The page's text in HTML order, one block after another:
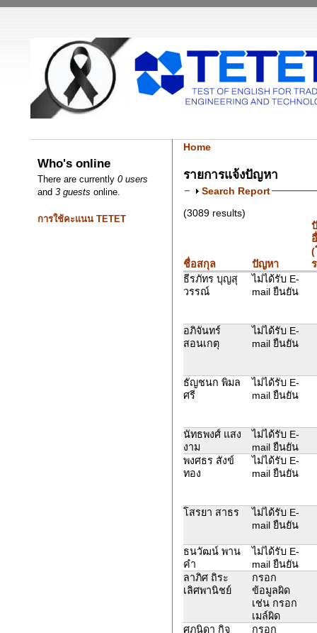
Who's online
There are currently0 users
and3 guests online.
การใช้คะแนน TETET
Home
รายการแจ้งปัญหา
Search Report
(3089 results)
ชื่อสกุล ปัญหา
(
ธีรภัทร บุญสุ
วรรณ์
ไม่ได้รับ E-
mail ยืนยัน
อภิจันทร์
สอนเกตุ
ไม่ได้รับ E-
mail ยืนยัน
ธัญชนก พิมล
ศรี
ไม่ได้รับ E-
mail ยืนยัน
นัทธพงศ์ แสง
งาม
ไม่ได้รับ E-
mail ยืนยัน
พงศธร สังข์
ทอง
ไม่ได้รับ E-
mail ยืนยัน
โสรยา สาธร
ไม่ได้รับ E-
mail ยืนยัน
ธนวัฒน์ พาน
คำ
ไม่ได้รับ E-
mail ยืนยัน
ลาภิศ ถิระ
เลิศพานิชย์
กรอก
ข้อมูลผิด
เช่น กรอก
เมล์ผิด
ศุภนิดา กิจ
กรอก